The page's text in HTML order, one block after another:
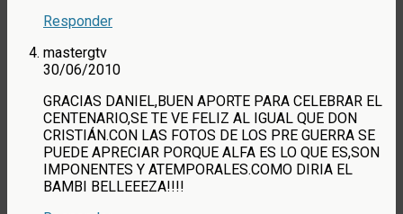
Responder
mastergtv
30/06/2010
GRACIAS DANIEL,BUEN APORTE PARA CELEBRAR EL
CENTENARIO,SE TE VE FELIZ AL IGUAL QUE DON
CRISTIÁN.CON LAS FOTOS DE LOS PRE GUERRA SE
PUEDE APRECIAR PORQUE ALFA ES LO QUE ES,SON
IMPONENTES Y ATEMPORALES.COMO DIRIA EL
BAMBI BELLEEEZA!!!!